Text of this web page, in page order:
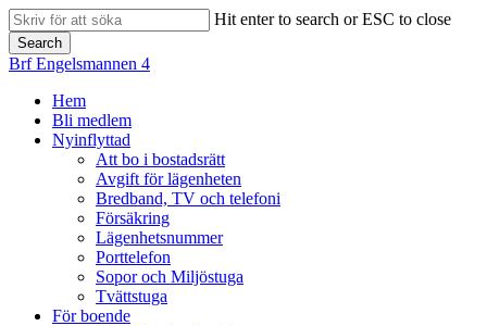
Skip
to
main
content
Hit enter to search or ESC to close
Search
Close
Brf Engelsmannen 4
search
Menu
Hem
Bli medlem
Nyinflyttad
Att bo i bostadsrätt
Avgift för lägenheten
Bredband, TV och telefoni
Försäkring
Lägenhetsnummer
Porttelefon
Sopor och Miljöstuga
Tvättstuga
För boende